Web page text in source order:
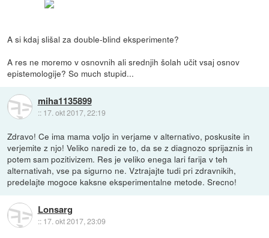
A si kdaj slišal za double-blind eksperimente?
A res ne moremo v osnovnih ali srednjih šolah učit vsaj osnov
epistemologije? So much stupid...
miha1135899
:: 17. okt 2017, 22:19
Zdravo! Ce ima mama voljo in verjame v alternativo, poskusite in
verjemite z njo! Veliko naredi ze to, da se z diagnozo sprijaznis in
potem sam pozitivizem. Res je veliko enega lari farija v teh
alternativah, vse pa sigurno ne. Vztrajajte tudi pri zdravnikih,
predelajte mogoce kaksne eksperimentalne metode. Srecno!
Lonsarg
:: 17. okt 2017, 23:09